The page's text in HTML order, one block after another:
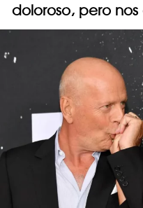
doloroso, pero